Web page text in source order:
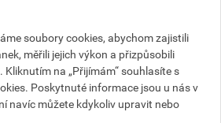
Poptat
277,19 Kč celkem s DPH
soubory cookies, abychom zajistili
měřili jejich výkon a přizpůsobili
na „Přijímám“ souhlasíte s
Poskytnuté informace jsou u nás v
navíc můžete kdykoliv upravit nebo